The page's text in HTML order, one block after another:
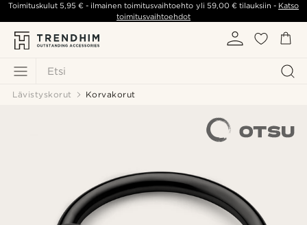
Etsi
Toimituskulut5,95 € - ilmainen toimitusvaihtoehto yli 59,00 €tilauksiin - Katso
toimitusvaihtoehdot
Lävistyskorut Korvakorut